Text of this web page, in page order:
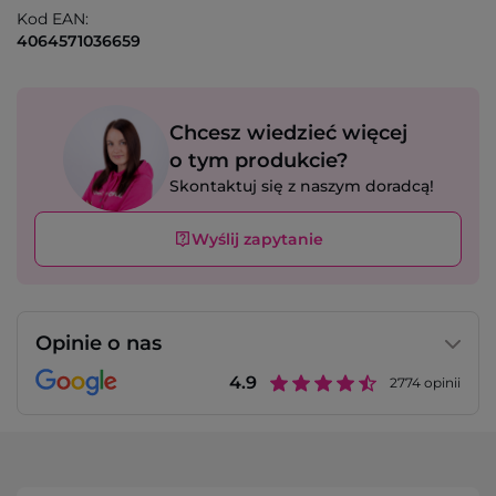
Kod EAN:
4064571036659
Chcesz wiedzieć więcej
o tym produkcie?
Skontaktuj się z naszym doradcą!
Wyślij zapytanie
Opinie o nas
4.9 2774 opinii